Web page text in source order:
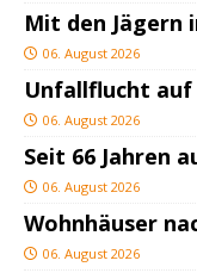
Mit den Jägern
06. August 2026
Unfallflucht
06. August 2026
Seit 66 Jahren
06. August 2026
Wohnhäuser
06. August 2026